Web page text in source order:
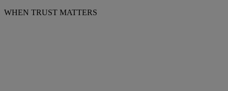
WHEN TRUST MATTERS